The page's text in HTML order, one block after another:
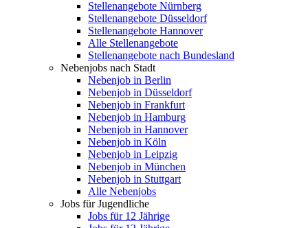
Stellenangebote Nürnberg
Stellenangebote Düsseldorf
Stellenangebote Hannover
Alle Stellenangebote
Stellenangebote nach Bundesland
Nebenjobs nach Stadt
Nebenjob in Berlin
Nebenjob in Düsseldorf
Nebenjob in Frankfurt
Nebenjob in Hamburg
Nebenjob in Hannover
Nebenjob in Köln
Nebenjob in Leipzig
Nebenjob in München
Nebenjob in Stuttgart
Alle Nebenjobs
Jobs für Jugendliche
Jobs für 12 Jährige